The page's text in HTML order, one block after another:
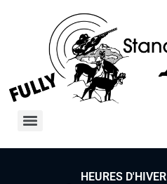
HEURES D'HIVER